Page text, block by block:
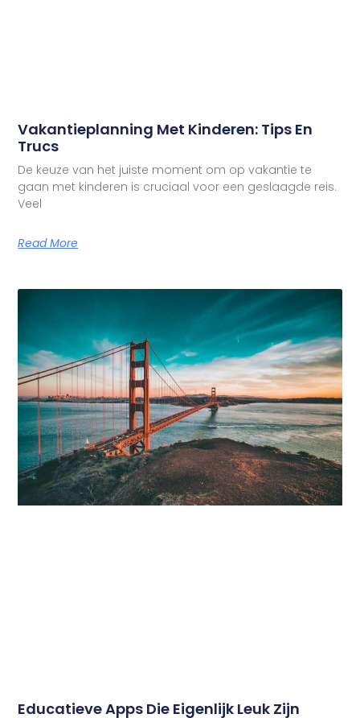
Vakantieplanning Met Kinderen: Tips En
Trucs
De keuze van het juiste moment om op vakantie te
gaan met kinderen is cruciaal voor een geslaagde reis.
Veel
Read More
Educatieve Apps Die Eigenlijk Leuk Zijn